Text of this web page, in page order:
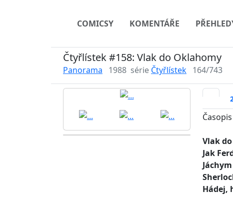
COMICSY KOMENTÁŘE
Čtyřlístek #158: Vlak do Oklahomy
Panorama 1988 série Čtyřlístek 164/743
Vlak
Jak
Hádej,